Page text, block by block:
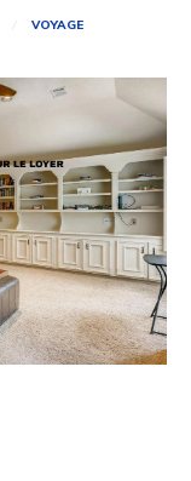
VOYAGE